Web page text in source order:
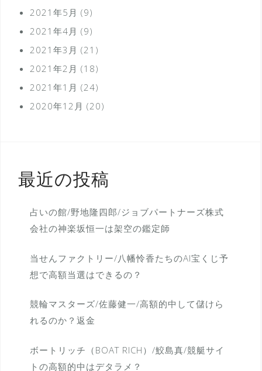
2021年5月 (9)
2021年4月 (9)
2021年3月 (21)
2021年2月 (18)
2021年1月 (24)
2020年12月 (20)
最近の投稿
占いの館/野地隆四郎/ジョブパートナーズ株式
会社の神楽坂恒一は架空の鑑定師
当せんファクトリー/八幡怜香たちのAI宝くじ予
想で高額当選はできるの？
競輪マスターズ/佐藤健一/高額的中して儲けら
れるのか？返金
ボートリッチ（BOAT RICH）/鮫島真/競艇サイ
トの高額的中はデタラメ？